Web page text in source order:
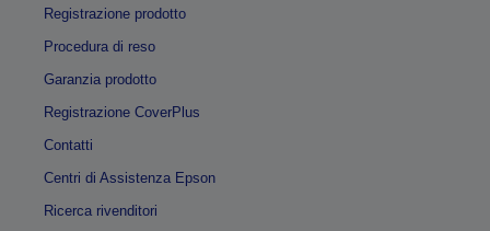
Registrazione prodotto
Procedura di reso
Garanzia prodotto
Registrazione CoverPlus
Contatti
Centri di Assistenza Epson
Ricerca rivenditori